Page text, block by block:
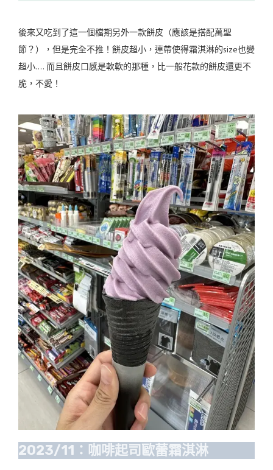
後來又吃到了這一個檔期另外一款餅皮（應該是搭配萬聖
節？），但是完全不推！餅皮超小，連帶使得霜淇淋的size也變
超小…. 而且餅皮口感是軟軟的那種，比一般花款的餅皮還更不
脆，不愛！
2023/11：咖啡起司歐蕾霜淇淋